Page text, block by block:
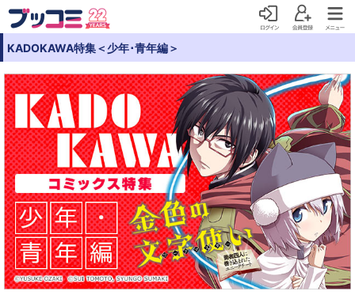
KADOKAWA特集＜少年･青年編＞